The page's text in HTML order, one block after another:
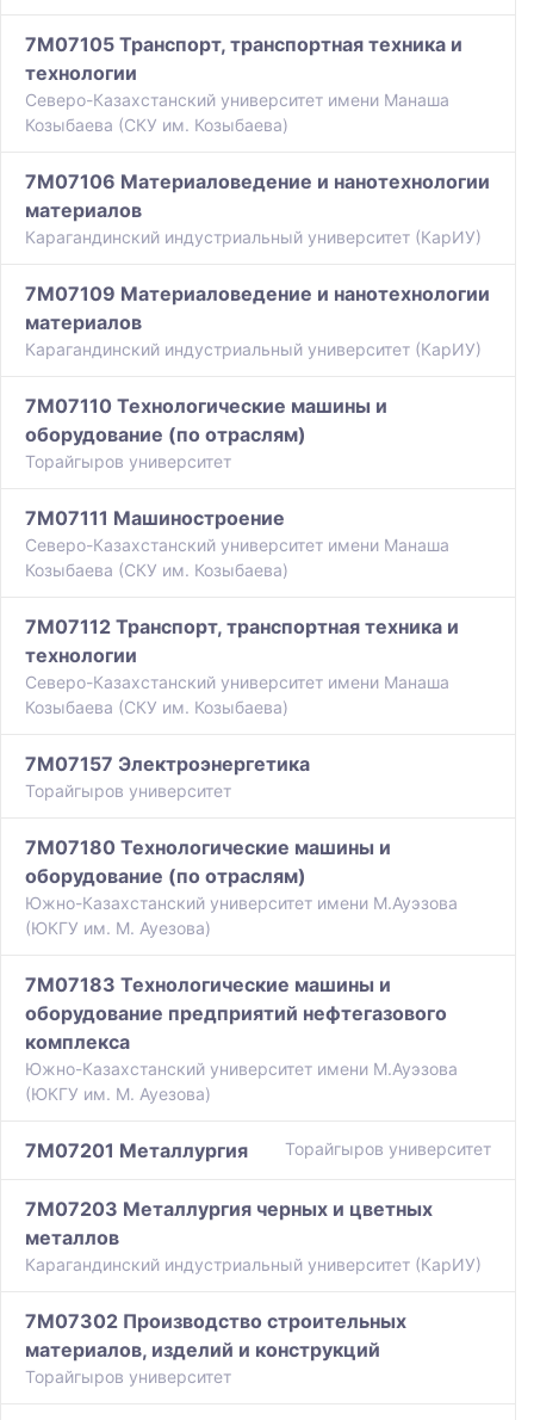
7M07105 Транспорт, транспортная техника и
технологии
Северо-Казахстанский университет имени Манаша
Козыбаева (СКУ им. Козыбаева)
7M07106 Материаловедение и нанотехнологии
материалов
Карагандинский индустриальный университет (КарИУ)
7M07109 Материаловедение и нанотехнологии
материалов
Карагандинский индустриальный университет (КарИУ)
7M07110 Технологические машины и
оборудование (по отраслям)
Торайгыров университет
7M07111 Машиностроение
Северо-Казахстанский университет имени Манаша
Козыбаева (СКУ им. Козыбаева)
7M07112 Транспорт, транспортная техника и
технологии
Северо-Казахстанский университет имени Манаша
Козыбаева (СКУ им. Козыбаева)
7M07157 Электроэнергетика
Торайгыров университет
7M07180 Технологические машины и
оборудование (по отраслям)
Южно-Казахстанский университет имени М.Ауэзова
(ЮКГУ им. М. Ауезова)
7M07183 Технологические машины и
оборудование предприятий нефтегазового
комплекса
Южно-Казахстанский университет имени М.Ауэзова
(ЮКГУ им. М. Ауезова)
7M07201 Металлургия Торайгыров университет
7M07203 Металлургия черных и цветных
металлов
Карагандинский индустриальный университет (КарИУ)
7M07302 Производство строительных
материалов, изделий и конструкций
Торайгыров университет